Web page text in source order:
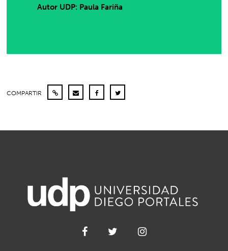
Autor UDP: Paula Fariña
COMPARTIR